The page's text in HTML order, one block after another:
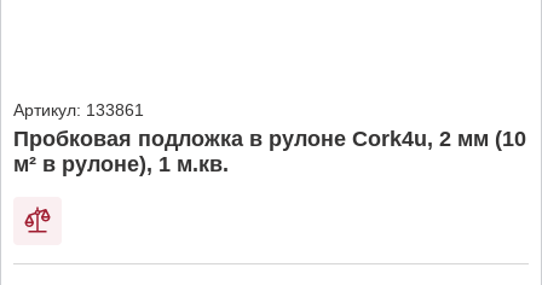
Артикул: 133861
Пробковая подложка в рулоне Cork4u, 2 мм (10
м² в рулоне), 1 м.кв.